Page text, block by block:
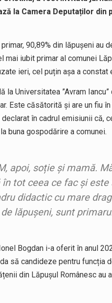
la Camera Deputaților
90,89% din lăpușeni au
iubit primar al comunei
ieri, cel puțin așa a constat
Universitatea ”Avram
Este căsătorită și are un fiu
în cadrul emisiunii că,
buna gospodărire a comunei.
apoi, soție și mamă.
tot ceea ce fac și
didactic cu mare
lăpușeni, sunt
Bogdan i-a oferit în anul
să candideze pentru funcția
din Lăpușul Românesc au